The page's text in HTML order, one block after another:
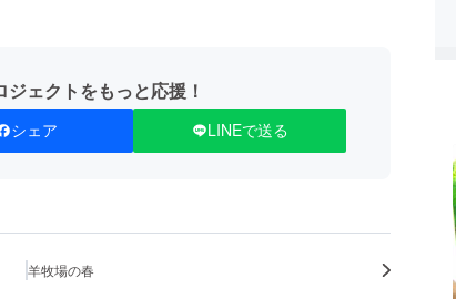
ェクトをもっと応援！
シェア LINEで送る
羊牧場の春